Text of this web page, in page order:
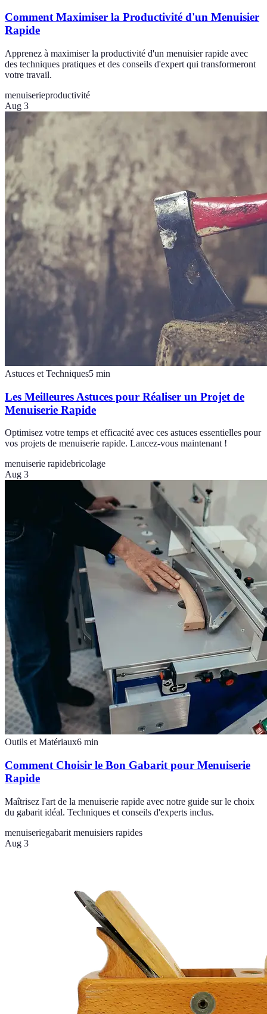
Comment Maximiser la Productivité d'un Menuisier
Rapide
Apprenez à maximiser la productivité d'un menuisier rapide avec
des techniques pratiques et des conseils d'expert qui transformeront
votre travail.
menuiserieproductivité
Aug 3
Astuces et Techniques5 min
Les Meilleures Astuces pour Réaliser un Projet de
Menuiserie Rapide
Optimisez votre temps et efficacité avec ces astuces essentielles pour
vos projets de menuiserie rapide. Lancez-vous maintenant !
menuiserie rapidebricolage
Aug 3
Outils et Matériaux6 min
Comment Choisir le Bon Gabarit pour Menuiserie
Rapide
Maîtrisez l'art de la menuiserie rapide avec notre guide sur le choix
du gabarit idéal. Techniques et conseils d'experts inclus.
menuiseriegabarit menuisiers rapides
Aug 3